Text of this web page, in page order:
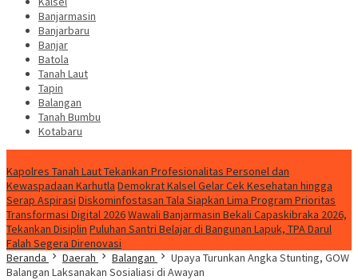
Banjarmasin
Banjarbaru
Banjar
Batola
Tanah Laut
Tapin
Balangan
Tanah Bumbu
Kotabaru
Kapolres Tanah Laut Tekankan Profesionalitas Personel dan
Kewaspadaan Karhutla Demokrat Kalsel Gelar Cek Kesehatan hingga
Serap Aspirasi Diskominfostasan Tala Siapkan Lima Program Prioritas
Transformasi Digital 2026Wawali Banjarmasin Bekali Capaskibraka 2026,
Tekankan Disiplin Puluhan Santri Belajar di Bangunan Lapuk, TPA Darul
Falah Segera Direnovasi
Beranda
Daerah Balangan
Upaya Turunkan Angka Stunting, GOW
Balangan Laksanakan Sosialiasi di Awayan